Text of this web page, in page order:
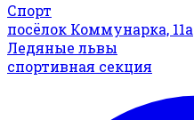
Спорт
посёлок Коммунарка, 11а
Ледяные львы
спортивная секция